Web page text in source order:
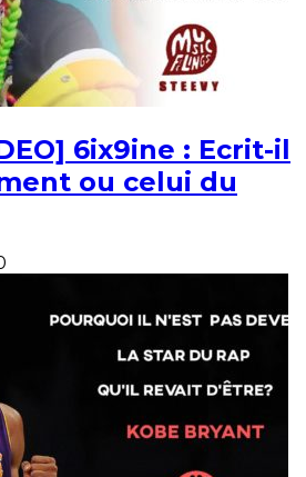
6ix9ine : Ecrit-il
ou celui du